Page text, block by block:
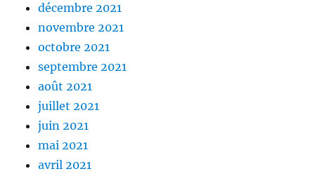
décembre 2021
novembre 2021
octobre 2021
septembre 2021
août 2021
juillet 2021
juin 2021
mai 2021
avril 2021